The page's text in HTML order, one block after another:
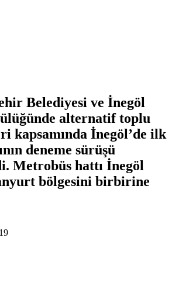
Belediyesi ve İnegöl
alternatif toplu
kapsamında İnegöl’de ilk
deneme sürüşü
Metrobüs hattı İnegöl
bölgesini birbirine